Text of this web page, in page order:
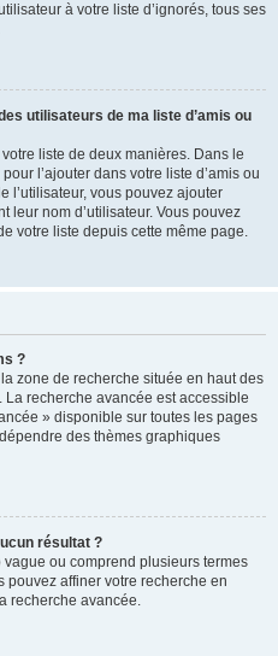
à votre liste d’ignorés, tous ses
utilisateurs de ma liste d’amis ou
liste de deux manières. Dans le
l’ajouter dans votre liste d’amis ou
l’utilisateur, vous pouvez ajouter
leur nom d’utilisateur. Vous pouvez
votre liste depuis cette même page.
?
zone de recherche située en haut des
La recherche avancée est accessible
» disponible sur toutes les pages
des thèmes graphiques
résultat ?
ou comprend plusieurs termes
pouvez affiner votre recherche en
recherche avancée.